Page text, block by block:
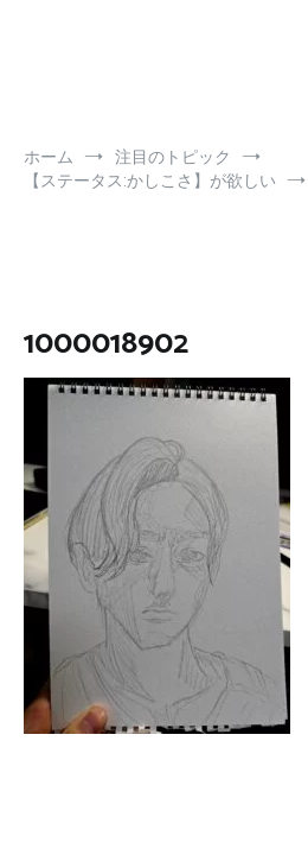
ホーム
注目のトピック
【ステータス:かしこさ】が欲しい
1000018902